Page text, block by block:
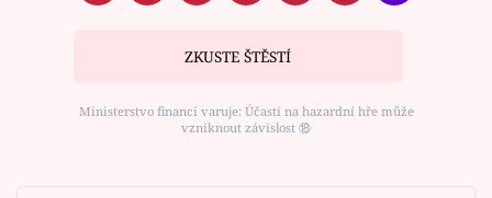
ZKUSTE ŠTĚSTÍ
Ministerstvo financí varuje: Účastí na hazardní hře může
vzniknout závislost ⑱